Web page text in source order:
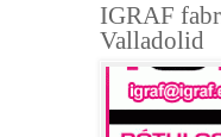
IGRAF
Valladolid